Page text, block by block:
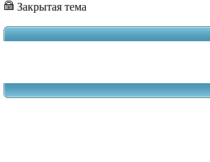
Закрытая тема